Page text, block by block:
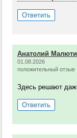
Ответить
Анатолий
01.08.2026
положительный отзыв
Здесь решают
Ответить